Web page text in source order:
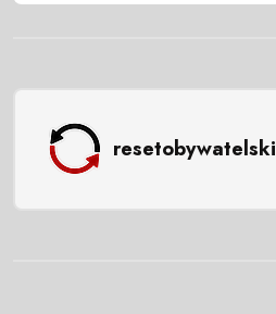
resetobywatelski